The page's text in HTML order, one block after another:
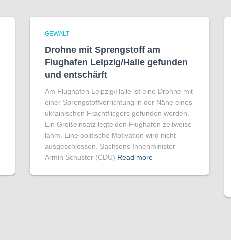
GEWALT
Drohne mit Sprengstoff am
Flughafen Leipzig/Halle gefunden
und entschärft
Am Flughafen Leipzig/Halle ist eine Drohne mit
einer Sprengstoffvorrichtung in der Nähe eines
ukrainischen Frachtfliegers gefunden worden.
Ein Großeinsatz legte den Flughafen zeitweise
lahm. Eine politische Motivation wird nicht
ausgeschlossen. Sachsens Innenminister
Armin Schuster (CDU) Read more